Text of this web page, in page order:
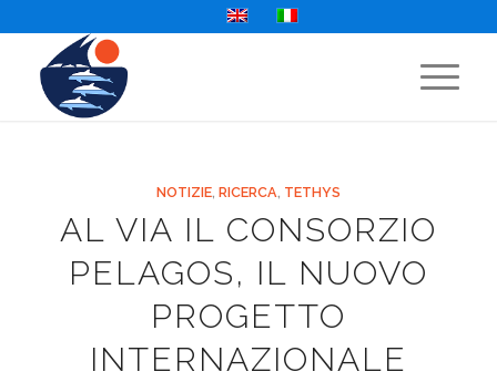
NOTIZIE, RICERCA, TETHYS
AL VIA IL CONSORZIO
PELAGOS, IL NUOVO
PROGETTO
INTERNAZIONALE